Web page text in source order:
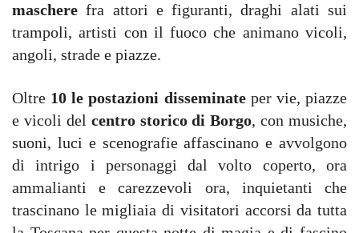
maschere fra attori e figuranti, draghi alati sui
trampoli, artisti con il fuoco che animano vicoli,
angoli, strade e piazze.
Oltre 10 le postazioni disseminateper vie, piazze
e vicoli del centro storico di Borgo, con musiche,
suoni, luci e scenografie affascinano e avvolgono
di intrigo i personaggi dal volto coperto, ora
ammalianti e carezzevoli ora, inquietanti che
trascinano le migliaia di visitatori accorsi da tutta